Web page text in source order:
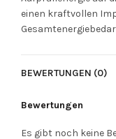
einen kraftvollen
BEWERTUNGEN (0)
Bewertungen
Es gibt noch keine